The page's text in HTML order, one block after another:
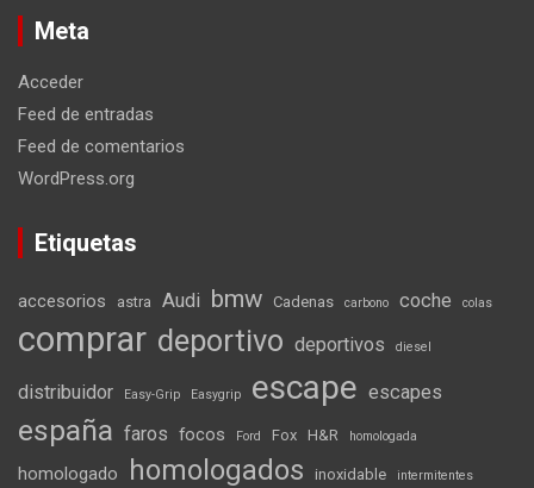
Meta
Acceder
Feed de entradas
Feed de comentarios
WordPress.org
Etiquetas
accesorios astra Audi bmw Cadenas carbono coche colas
comprar deportivo deportivos diesel
distribuidor Easy-Grip Easygrip escape escapes
españa faros focos Ford Fox H&R homologada
homologado homologados inoxidable intermitentes